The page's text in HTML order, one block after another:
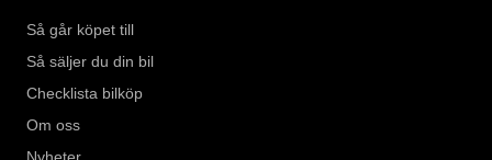
Så går köpet till
Så säljer du din bil
Checklista bilköp
Om oss